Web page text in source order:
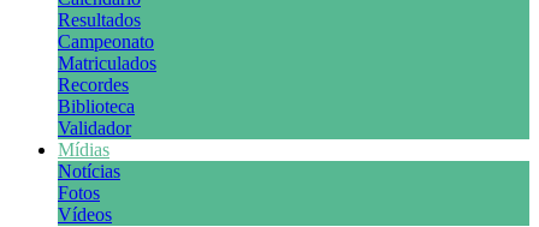
Resultados
Campeonato
Matriculados
Recordes
Biblioteca
Validador
Mídias
Notícias
Fotos
Vídeos